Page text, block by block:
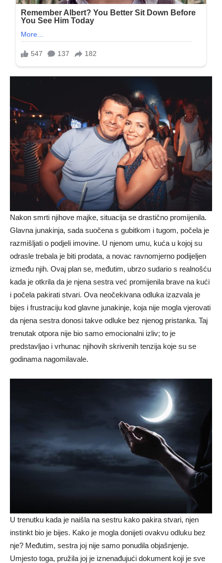
Nakon smrti njihove majke, situacija se drastično promijenila.
Glavna junakinja, sada suočena s gubitkom i tugom, počela je
razmišljati o podjeli imovine. U njenom umu, kuća u kojoj su
odrasle trebala je biti prodata, a novac ravnomjerno podijeljen
između njih. Ovaj plan se, međutim, ubrzo sudario s realnošću
kada je otkrila da je njena sestra već promijenila brave na kući
i počela pakirati stvari. Ova neočekivana odluka izazvala je
bijes i frustraciju kod glavne junakinje, koja nije mogla vjerovati
da njena sestra donosi takve odluke bez njenog pristanka. Taj
trenutak otpora nije bio samo emocionalni izliv; to je
predstavljao i vrhunac njihovih skrivenih tenzija koje su se
godinama nagomilavale.
U trenutku kada je naišla na sestru kako pakira stvari, njen
instinkt bio je bijes. Kako je mogla donijeti ovakvu odluku bez
nje? Međutim, sestra joj nije samo ponudila objašnjenje.
Umjesto toga, pružila joj je iznenađujući dokument koji je sve